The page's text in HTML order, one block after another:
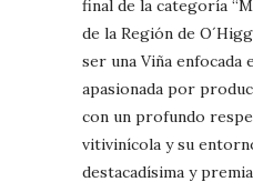
final de la categoría
de la Región de
ser una Viña enfocada
apasionada por
con un profundo
vitivinícola y su
destacadísima y